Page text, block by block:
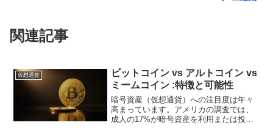
関連記事
仮想通貨
ビットコイン vs アルトコイン vs
ミームコイン :特徴と可能性
暗号資産（仮想通貨）への注目度は年々
高まっています。アメリカの調査では、
成人の17%が暗号資産を利用または投資